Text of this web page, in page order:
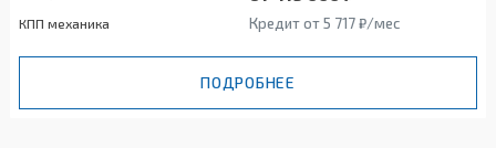
КПП механика Кредит от 5 717 ₽/мес
ПОДРОБНЕЕ